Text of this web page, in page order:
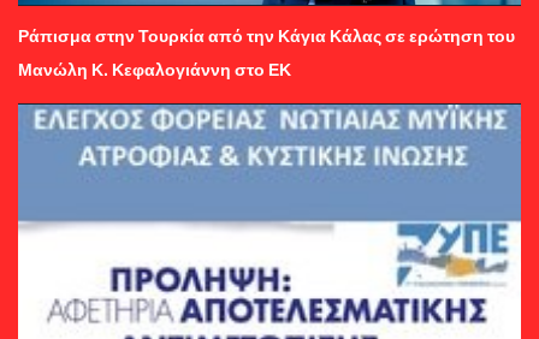
Ράπισμα στην Τουρκία από την Κάγια Κάλας σε ερώτηση του
Μανώλη Κ. Κεφαλογιάννη στο ΕΚ